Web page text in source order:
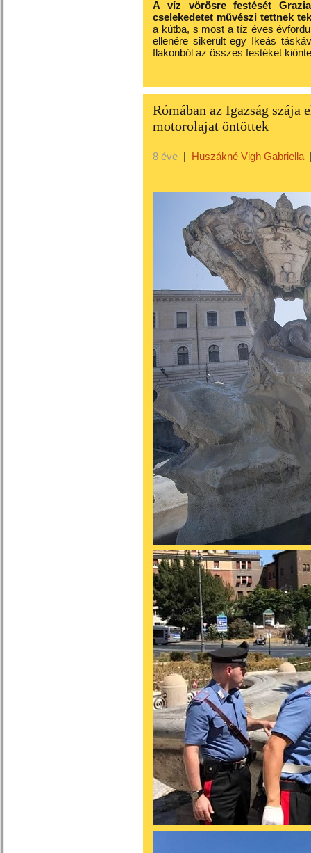
A víz vörösre festését
cselekedetet művészi tettnek
a kútba, s most a tíz éves
ellenére sikerült egy Ikeás
flakonból az összes festéket
Rómában az Igazság szája
motorolajat öntöttek
8 éve | Huszákné Vigh Gabriella